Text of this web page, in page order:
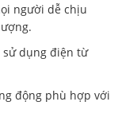
người dễ chịu
dụng điện từ
động phù hợp với